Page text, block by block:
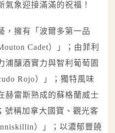
氣象迎接滿滿的祝福！
，擁有「波爾多第一品
Cadet）」；由菲利
浦釀酒實力與智利葡萄園
Rojo）」；獨特風味
赫雷斯熟成的蘇格蘭威士
號稱加拿大國寶、觀光客
）」；以濃郁豐饒